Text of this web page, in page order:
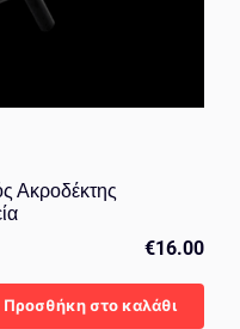
Ακροδέκτης
€16.00
Προσθήκη στο καλάθι